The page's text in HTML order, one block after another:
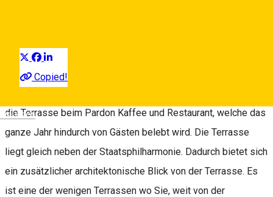
Deutsch
Copied!
Pardon Cafe & Restaurant
Man hört oft, das die Harteneck Gasse (Strada Cetatii) die
die Terrasse beim Pardon Kaffee und Restaurant, welche das
ganze Jahr hindurch von Gästen belebt wird. Die Terrasse
liegt gleich neben der Staatsphilharmonie. Dadurch bietet sich
ein zusätzlicher architektonische Blick von der Terrasse. Es
ist eine der wenigen Terrassen wo Sie, weit von der